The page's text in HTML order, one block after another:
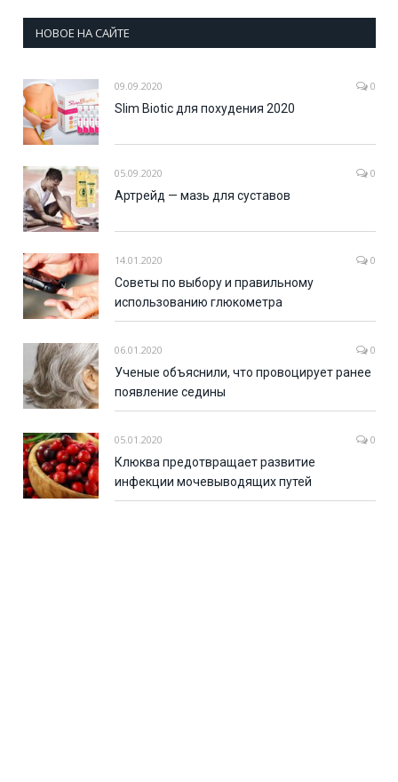
НОВОЕ НА САЙТЕ
09.09.2020 0
Slim Biotic для похудения 2020
05.09.2020 0
Артрейд — мазь для суставов
14.01.2020 0
Советы по выбору и правильному
использованию глюкометра
06.01.2020 0
Ученые объяснили, что провоцирует ранее
появление седины
05.01.2020 0
Клюква предотвращает развитие
инфекции мочевыводящих путей